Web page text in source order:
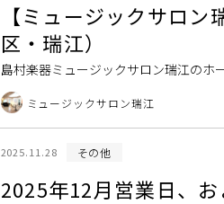
【ミュージックサロ
区・瑞江）
島村楽器ミュージックサロン瑞江のホ
当店は地域の皆さんや遠方からもご活
ミュージックサロン瑞江
2025.11.28 その他
2025年12月営業日、